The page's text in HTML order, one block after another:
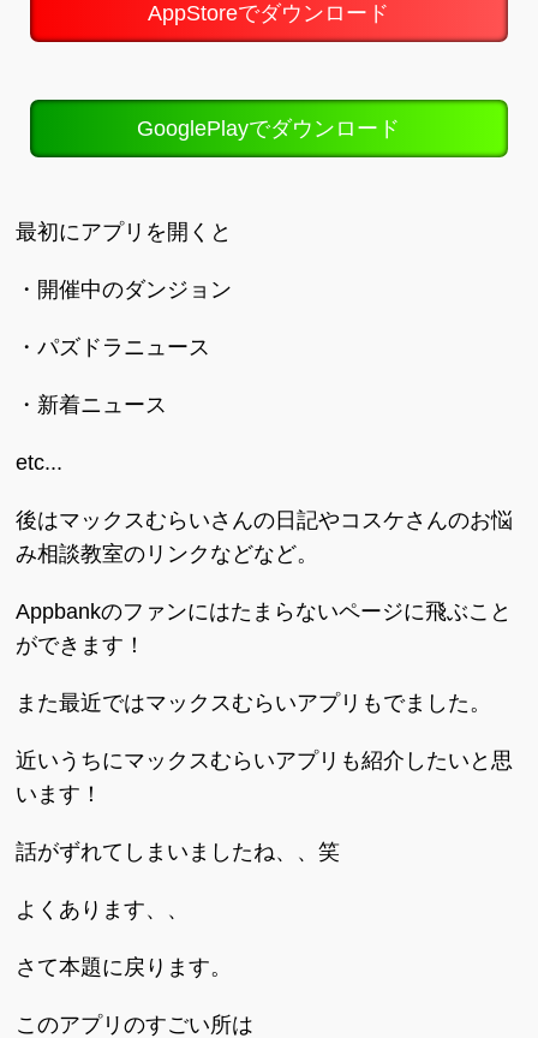
AppStoreでダウンロード
GooglePlayでダウンロード
最初にアプリを開くと
・開催中のダンジョン
・パズドラニュース
・新着ニュース
etc...
後はマックスむらいさんの日記やコスケさんのお悩
み相談教室のリンクなどなど。
Appbankのファンにはたまらないページに飛ぶこと
ができます！
また最近ではマックスむらいアプリもでました。
近いうちにマックスむらいアプリも紹介したいと思
います！
話がずれてしまいましたね、、笑
よくあります、、
さて本題に戻ります。
このアプリのすごい所は